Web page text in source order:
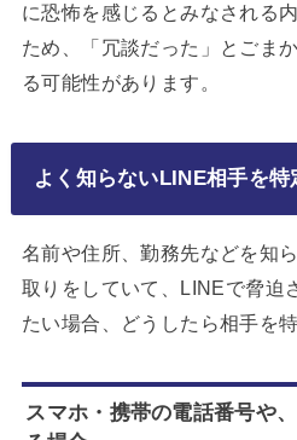
に恐怖を感じるとみなされる
ため、「冗談だった」とごま
る可能性があります。
よく知らないLINE相手を特
名前や住所、勤務先などを知
取りをしていて、LINEで脅迫
たい場合、どうしたら相手を
スマホ・携帯の電話番号や